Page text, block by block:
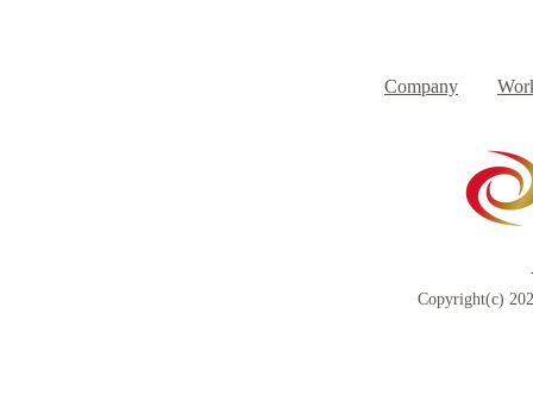
Company
Copyright(c)